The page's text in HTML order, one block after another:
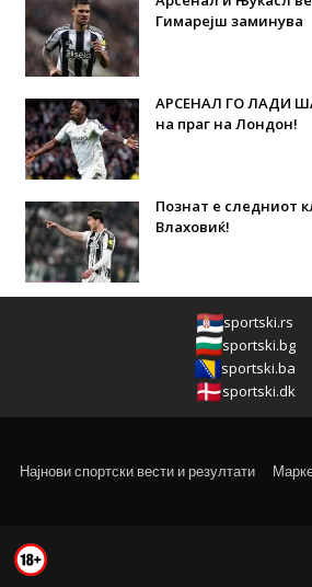
Гимарејш заминува
АРСЕНАЛ ГО ЛАДИ
на праг на Лондон!
Познат е следниот
Влаховиќ!
sportski.rs
sportski.bg
sportski.ba
sportski.dk
Најнови спортски вести и резултати